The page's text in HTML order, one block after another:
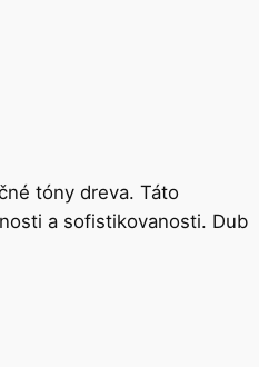
tóny dreva. Táto
a sofistikovanosti. Dub